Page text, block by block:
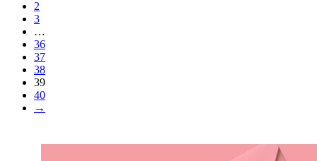
2
3
…
36
37
38
39
40
→